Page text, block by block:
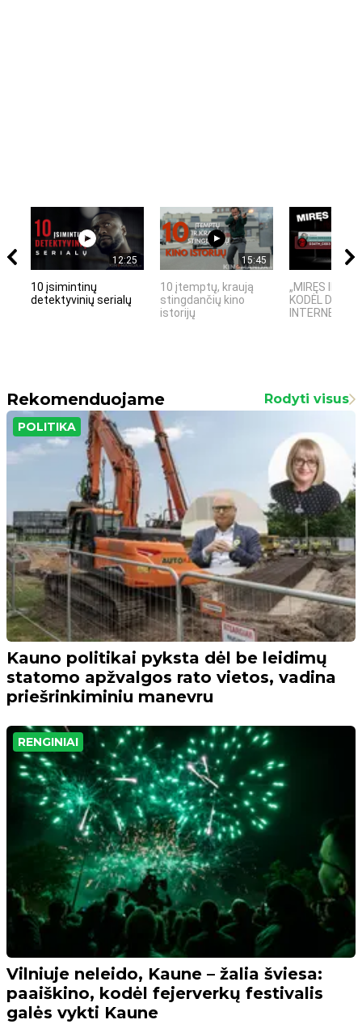
12:25
10 įsimintinų
detektyvinių serialų
15:45
10 įtemptų, kraują
stingdančių kino
istorijų
„MIRĘS
KODĖL
INTERNETO
Rekomenduojame Rodyti visus
POLITIKA
Kauno politikai pyksta dėl be leidimų
statomo apžvalgos rato vietos, vadina
priešrinkiminiu manevru
RENGINIAI
Vilniuje neleido, Kaune – žalia šviesa:
paaiškino, kodėl fejerverkų festivalis
galės vykti Kaune